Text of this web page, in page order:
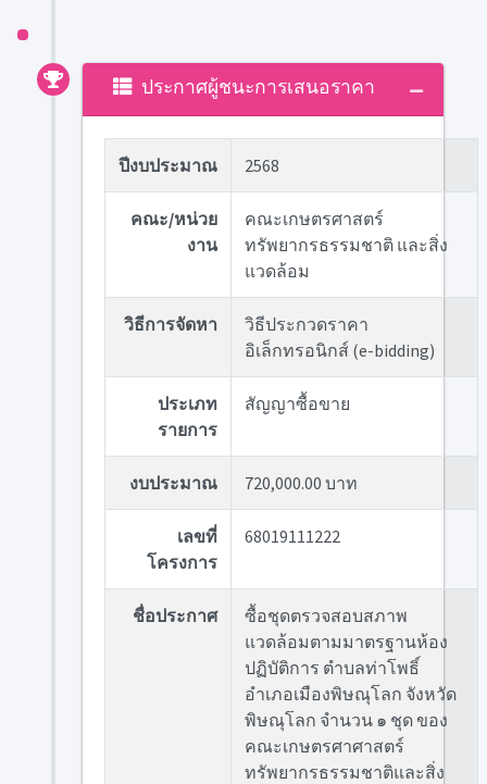
ประกาศผู้ชนะการเสนอราคา
ปีงบประมาณ 2568
คณะ/หน่วย
งาน
คณะเกษตรศาสตร์
ทรัพยากรธรรมชาติ และสิ่ง
แวดล้อม
วิธีการจัดหา
วิธีประกวดราคา
อิเล็กทรอนิกส์ (e-bidding)
ประเภท
รายการ
สัญญาซื้อขาย
งบประมาณ 720,000.00 บาท
เลขที่
โครงการ
68019111222
ชื่อประกาศ
ซื้อชุดตรวจสอบสภาพ
แวดล้อมตามมาตรฐานห้อง
ปฏิบัติการ ตำบลท่าโพธิ์
อำเภอเมืองพิษณุโลก จังหวัด
พิษณุโลก จำนวน ๑ ชุด ของ
คณะเกษตรศาศาสตร์
ทรัพยากรธรรมชาติและสิ่ง